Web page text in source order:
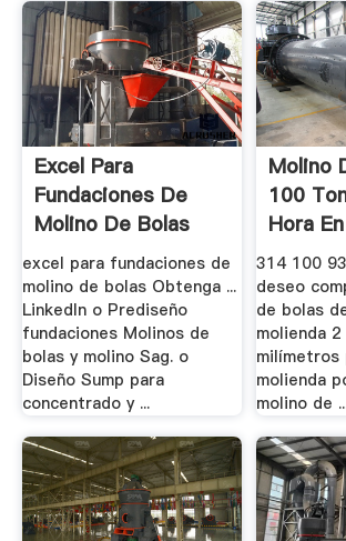
Excel Para
Fundaciones De
Molino De Bolas
excel para fundaciones de
molino de bolas Obtenga ...
LinkedIn o Prediseño
fundaciones Molinos de
bolas y molino Sag. o
Diseño Sump para
concentrado y ...
Molino
100
Hora
314 100
deseo
de bolas
molienda
milímetros
molienda
molino de